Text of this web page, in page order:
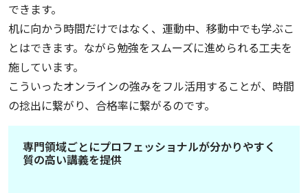
できます。
机に向かう時間だけではなく、運動中、移動中でも学ぶこ
とはできます。ながら勉強をスムーズに進められる工夫を
施しています。
こういったオンラインの強みをフル活用することが、時間
の捻出に繋がり、合格率に繋がるのです。
専門領域ごとにプロフェッショナルが分かりやすく
質の高い講義を提供